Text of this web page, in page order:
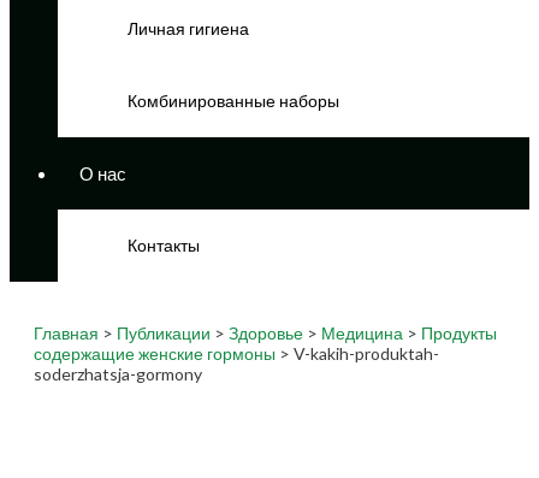
Личная гигиена
Комбинированные наборы
О нас
Контакты
Главная > Публикации > Здоровье > Медицина > Продукты
содержащие женские гормоны > V-kakih-produktah-
soderzhatsja-gormony